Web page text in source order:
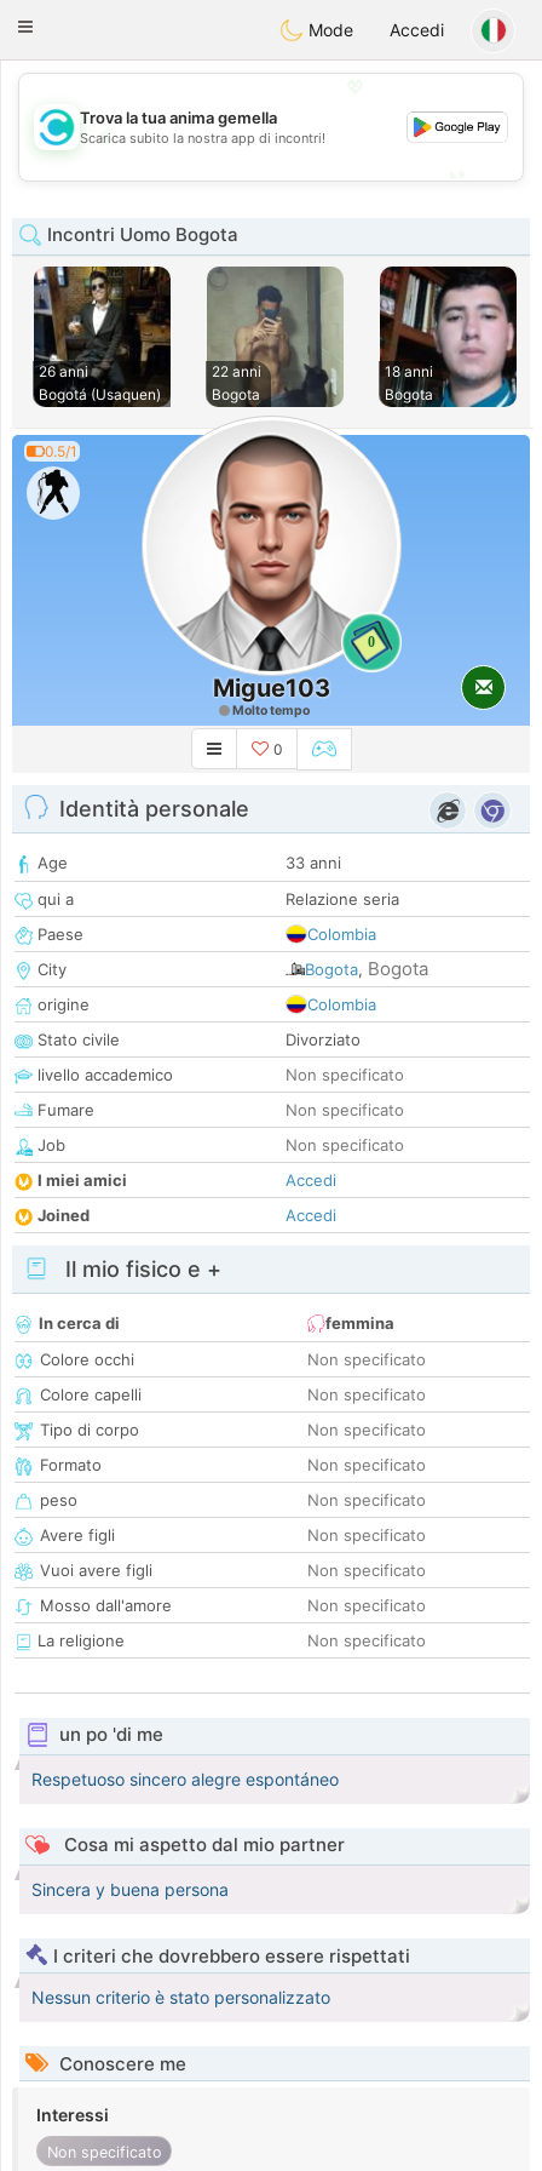
olombiaCitas
Toggle
Mode Accedi
💖
💕
Trova la tua anima gemella
Scarica subito la nostra app di incontri!
Incontri Uomo Bogota
26 anni
Bogotá (Usaquen)
22 anni
Bogota
18 anni
Bogota
0.5/1
0
Migue103
Molto tempo
0
Identità personale
Age
33 anni
qui a
Relazione seria
Paese
Colombia
City
Bogota, Bogota
origine
Colombia
Stato civile
Divorziato
livello accademico
Non specificato
Fumare
Non specificato
Job
Non specificato
I miei amici
Accedi
Joined
Accedi
Il mio fisico e +
In cerca di
femmina
Colore occhi
Non specificato
Colore capelli
Non specificato
Tipo di corpo
Non specificato
Formato
Non specificato
peso
Non specificato
Avere figli
Non specificato
Vuoi avere figli
Non specificato
Mosso dall'amore
Non specificato
La religione
Non specificato
un po 'di me
Respetuoso sincero alegre espontáneo
Cosa mi aspetto dal mio partner
Sincera y buena persona
I criteri che dovrebbero essere rispettati
Nessun criterio è stato personalizzato
Conoscere me
Interessi
Non specificato